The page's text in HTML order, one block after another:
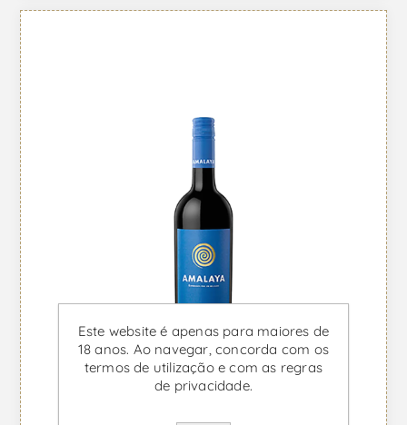
Este website é apenas para maiores de
18 anos. Ao navegar, concorda com os
termos de utilização e com as regras
de privacidade.